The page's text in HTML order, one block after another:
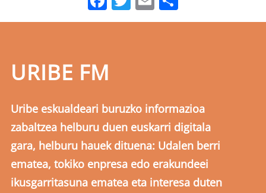
URIBE FM
Uribe eskualdeari buruzko informazioa
zabaltzea helburu duen euskarri digitala
gara, helburu hauek dituena: Udalen berri
ematea, tokiko enpresa edo erakundeei
ikusgarritasuna ematea eta interesa duten